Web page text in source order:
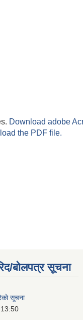
Download adobe
the PDF file.
बोलपत्र सूचना
सूचना